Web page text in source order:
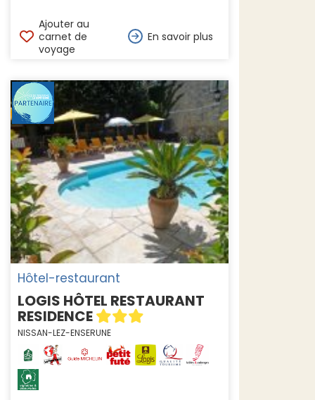
Ajouter au
carnet de
voyage
En savoir plus
Hôtel-restaurant
LOGIS HÔTEL RESTAURANT
RESIDENCE
NISSAN-LEZ-ENSERUNE